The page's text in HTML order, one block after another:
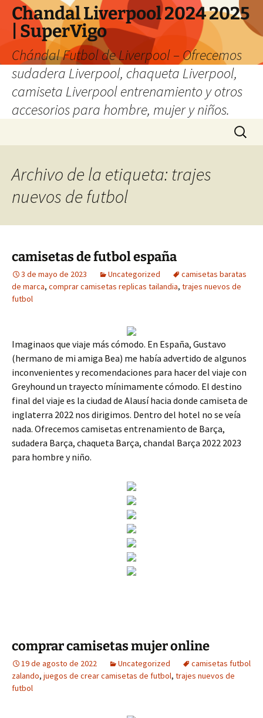
Chandal Liverpool 2024 2025
| SuperVigo
Chándal Futbol de Liverpool – Ofrecemos
sudadera Liverpool, chaqueta Liverpool,
camiseta Liverpool entrenamiento y otros
accesorios para hombre, mujer y niños.
Buscar:
Archivo de la etiqueta: trajes
nuevos de futbol
camisetas de futbol españa
3 de mayo de 2023 Uncategorized
camisetas baratas
de marca, comprar camisetas replicas tailandia, trajes nuevos de
futbol
Imaginaos que viaje más cómodo. En España, Gustavo
(hermano de mi amiga Bea) me había advertido de algunos
inconvenientes y recomendaciones para hacer del viaje con
Greyhound un trayecto mínimamente cómodo. El destino
final del viaje es la ciudad de Alausí hacia donde camiseta de
inglaterra 2022 nos dirigimos. Dentro del hotel no se veía
nada. Ofrecemos camisetas entrenamiento de Barça,
sudadera Barça, chaqueta Barça, chandal Barça 2022 2023
para hombre y niño.
comprar camisetas mujer online
19 de agosto de 2022 Uncategorized
camisetas futbol
zalando, juegos de crear camisetas de futbol, trajes nuevos de
futbol